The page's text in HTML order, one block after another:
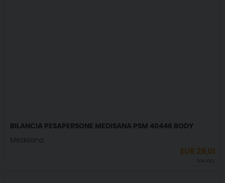
BILANCIA PESAPERSONE MEDISANA PSM 40446 BODY
Medisana
EUR 28,01
IVA incl.